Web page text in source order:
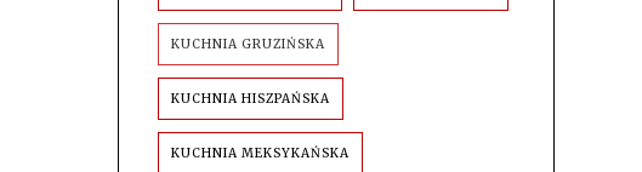
KUCHNIA GRUZIŃSKA
KUCHNIA HISZPAŃSKA
KUCHNIA MEKSYKAŃSKA